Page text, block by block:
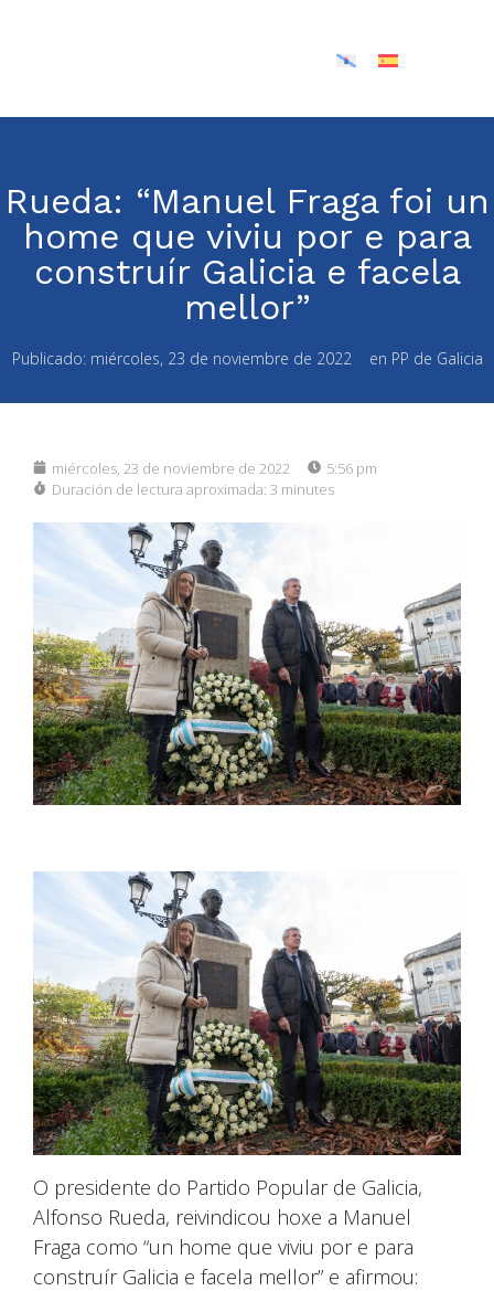
Rueda: “Manuel Fraga foi un
home que viviu por e para
construír Galicia e facela
mellor”
Publicado: miércoles, 23 de noviembre de 2022 en PP de Galicia
miércoles, 23 de noviembre de 2022
5:56 pm
Duración de lectura aproximada: 3 minutes
O presidente do Partido Popular de Galicia,
Alfonso Rueda, reivindicou hoxe a Manuel
Fraga como “un home que viviu por e para
construír Galicia e facela mellor” e afirmou: